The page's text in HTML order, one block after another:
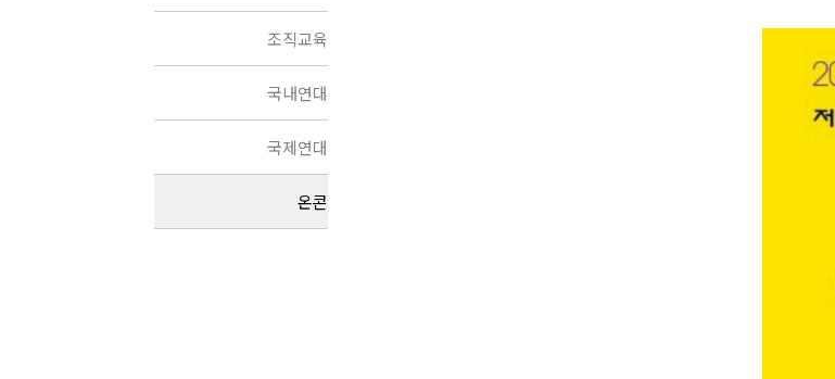
조직교육
국내연대
국제연대
온콘